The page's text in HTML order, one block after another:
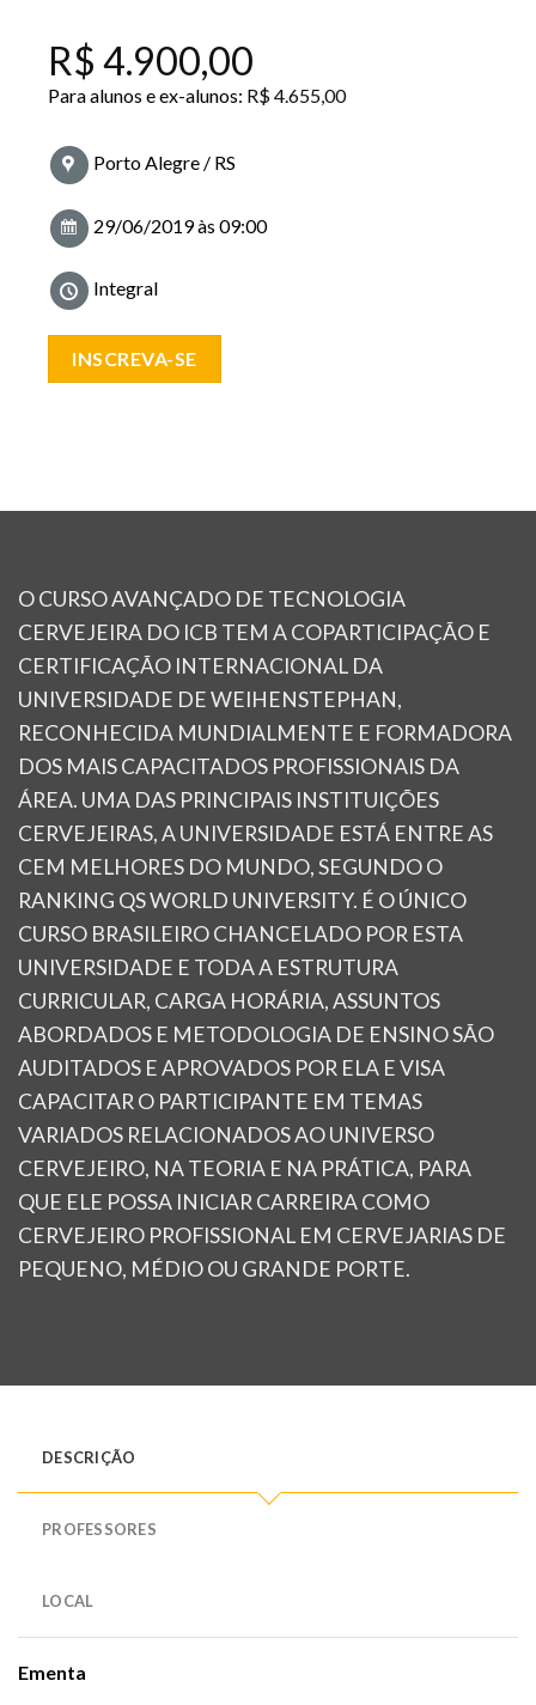
R$ 4.900,00
Para alunos e ex-alunos: R$4.655,00
Porto Alegre / RS
29/06/2019 às 09:00
Integral
INSCREVA-SE
O CURSO AVANÇADO DE TECNOLOGIA
CERVEJEIRA DO ICB TEM A COPARTICIPAÇÃO E
CERTIFICAÇÃO INTERNACIONAL DA
UNIVERSIDADE DE WEIHENSTEPHAN,
RECONHECIDA MUNDIALMENTE E FORMADORA
DOS MAIS CAPACITADOS PROFISSIONAIS DA
ÁREA. UMA DAS PRINCIPAIS INSTITUIÇÕES
CERVEJEIRAS, A UNIVERSIDADE ESTÁ ENTRE AS
CEM MELHORES DO MUNDO, SEGUNDO O
RANKING QS WORLD UNIVERSITY. É O ÚNICO
CURSO BRASILEIRO CHANCELADO POR ESTA
UNIVERSIDADE E TODA A ESTRUTURA
CURRICULAR, CARGA HORÁRIA, ASSUNTOS
ABORDADOS E METODOLOGIA DE ENSINO SÃO
AUDITADOS E APROVADOS POR ELA E VISA
CAPACITAR O PARTICIPANTE EM TEMAS
VARIADOS RELACIONADOS AO UNIVERSO
CERVEJEIRO, NA TEORIA E NA PRÁTICA, PARA
QUE ELE POSSA INICIAR CARREIRA COMO
CERVEJEIRO PROFISSIONAL EM CERVEJARIAS DE
PEQUENO, MÉDIO OU GRANDE PORTE.
DESCRIÇÃO
PROFESSORES
LOCAL
Ementa